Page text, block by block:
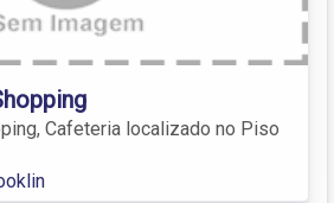
Cafeteria localizado no Piso